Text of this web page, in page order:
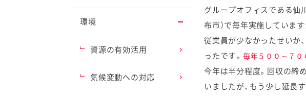
グループオフィスである仙
布市）で毎年実施していま
従業員が少なかったせいか
ったです。 毎年５００～７０
今年は半分程度。回収の締
いましたが、もう少し延長
環境
資源の有効活用
気候変動への対応